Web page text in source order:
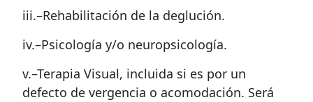
iii.–Rehabilitación de la deglución.
iv.–Psicología y/o neuropsicología.
v.–Terapia Visual, incluida si es por un
defecto de vergencia o acomodación. Será